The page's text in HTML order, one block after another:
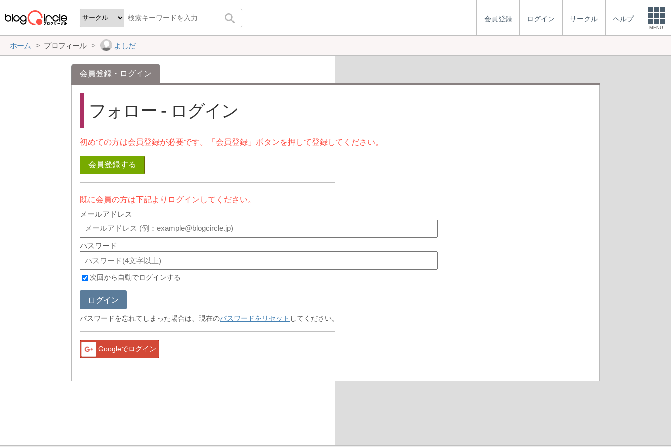
会員登録 ログイン サークル ヘルプ
MENU
ホーム プロフィール よしだ
会員登録・ログイン
フォロー - ログイン
初めての方は会員登録が必要です。「会員登録」ボタンを押して登録してください。
会員登録する
既に会員の方は下記よりログインしてください。
メールアドレス
パスワード
次回から自動でログインする
ログイン
パスワードを忘れてしまった場合は、現在のパスワードをリセット してください。
Googleでログイン